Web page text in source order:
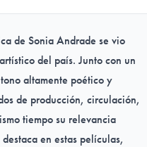
de Sonia Andrade se vio
del país. Junto con un
altamente poético y
de producción, circulación,
tiempo su relevancia
en estas películas,